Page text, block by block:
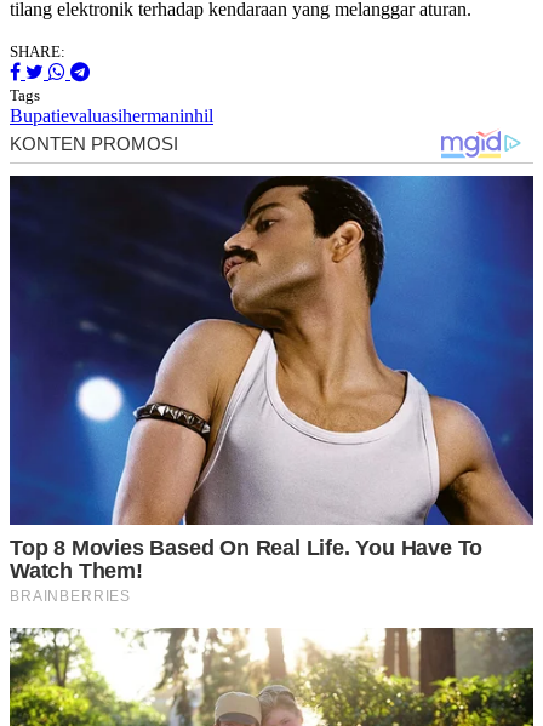
tilang elektronik terhadap kendaraan yang melanggar aturan.
SHARE:
Tags
Bupatievaluasihermaninhil